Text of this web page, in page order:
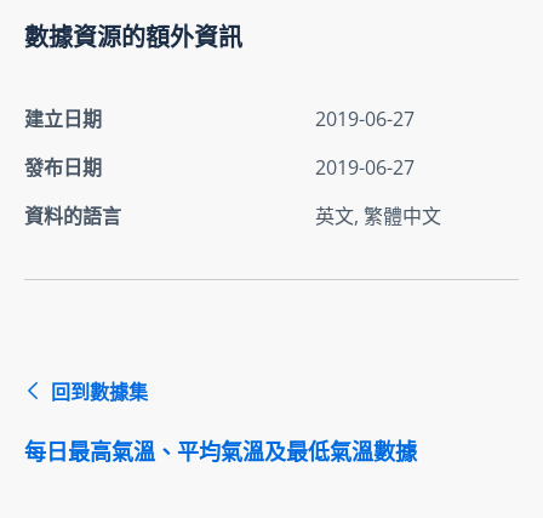
數據資源的額外資訊
建立日期
2019-06-27
發布日期
2019-06-27
資料的語言
英文, 繁體中文
回到數據集
每日最高氣溫、平均氣溫及最低氣溫數據